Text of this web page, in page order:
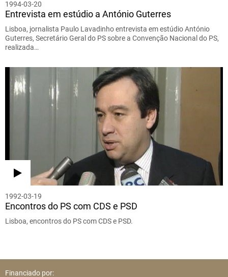
1994-03-20
Entrevista em estúdio a António Guterres
Lisboa, jornalista Paulo Lavadinho entrevista em estúdio António
Guterres, Secretário Geral do PS sobre a Convenção Nacional do PS,
realizada…
1992-03-19
Encontros do PS com CDS e PSD
Lisboa, encontros do PS com CDS e PSD.
Financiado por: